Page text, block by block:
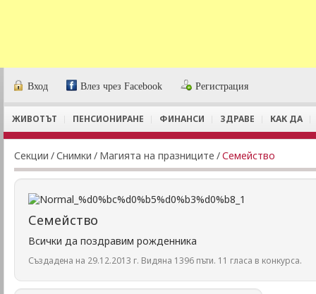
Вход Влез чрез Facebook Регистрация
ЖИВОТЪТ ПЕНСИОНИРАНЕ ФИНАНСИ ЗДРАВЕ КАК ДА
Секции /Снимки / Магията на празниците /Семейство
Семейство
Всички да поздравим рожденника
Създадена на 29.12.2013 г. Видяна 1396 пъти. 11 гласа в конкурса.